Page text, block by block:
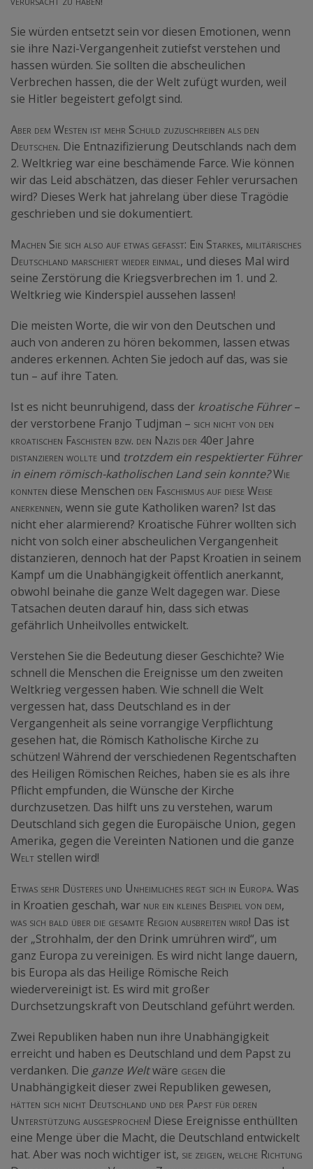
Sie würden entsetzt sein vor diesen Emotionen, wenn
sie ihre Nazi-Vergangenheit zutiefst verstehen und
hassen würden. Sie sollten die abscheulichen
Verbrechen hassen, die der Welt zufügt wurden, weil
sie Hitler begeistert gefolgt sind.
Aber dem Westen ist mehr Schuld zuzuschreiben als den
Deutschen. Die Entnazifizierung Deutschlands nach dem
2. Weltkrieg war eine beschämende Farce. Wie können
wir das Leid abschätzen, das dieser Fehler verursachen
wird? Dieses Werk hat jahrelang über diese Tragödie
geschrieben und sie dokumentiert.
Machen Sie sich also auf etwas gefasst: Ein Starkes, militärisches
Deutschland marschiert wieder einmal, und dieses Mal wird
seine Zerstörung die Kriegsverbrechen im 1. und 2.
Weltkrieg wie Kinderspiel aussehen lassen!
Die meisten Worte, die wir von den Deutschen und
auch von anderen zu hören bekommen, lassen etwas
anderes erkennen. Achten Sie jedoch auf das, was sie
tun – auf ihre Taten.
Ist es nicht beunruhigend, dass der kroatische Führer–
der verstorbene Franjo Tudjman – sich nicht von den
kroatischen Faschisten bzw. den Nazis der 40er Jahre
distanzieren wollte und trotzdem ein respektierter Führer
in einem römisch-katholischen Land sein konnte?Wie
konnten diese Menschen den Faschismus auf diese Weise
anerkennen, wenn sie gute Katholiken waren? Ist das
nicht eher alarmierend? Kroatische Führer wollten sich
nicht von solch einer abscheulichen Vergangenheit
distanzieren, dennoch hat der Papst Kroatien in seinem
Kampf um die Unabhängigkeit öffentlich anerkannt,
obwohl beinahe die ganze Welt dagegen war. Diese
Tatsachen deuten darauf hin, dass sich etwas
gefährlich Unheilvolles entwickelt.
Verstehen Sie die Bedeutung dieser Geschichte? Wie
schnell die Menschen die Ereignisse um den zweiten
Weltkrieg vergessen haben. Wie schnell die Welt
vergessen hat, dass Deutschland es in der
Vergangenheit als seine vorrangige Verpflichtung
gesehen hat, die Römisch Katholische Kirche zu
schützen! Während der verschiedenen Regentschaften
des Heiligen Römischen Reiches, haben sie es als ihre
Pflicht empfunden, die Wünsche der Kirche
durchzusetzen. Das hilft uns zu verstehen, warum
Deutschland sich gegen die Europäische Union, gegen
Amerika, gegen die Vereinten Nationen und die ganze
Welt stellen wird!
Etwas sehr Düsteres und Unheimliches regt sich in Europa. Was
in Kroatien geschah, war nur ein kleines Beispiel von dem,
was sich bald über die gesamte Region ausbreiten wird! Das ist
der „Strohhalm, der den Drink umrühren wird“, um
ganz Europa zu vereinigen. Es wird nicht lange dauern,
bis Europa als das Heilige Römische Reich
wiedervereinigt ist. Es wird mit großer
Durchsetzungskraft von Deutschland geführt werden.
Zwei Republiken haben nun ihre Unabhängigkeit
erreicht und haben es Deutschland und dem Papst zu
verdanken. Die ganze Weltwäre gegen die
Unabhängigkeit dieser zwei Republiken gewesen,
hätten sich nicht Deutschland und der Papst für deren
Unterstützung ausgesprochen! Diese Ereignisse enthüllten
eine Menge über die Macht, die Deutschland entwickelt
hat. Aber was noch wichtiger ist, sie zeigen, welche Richtung